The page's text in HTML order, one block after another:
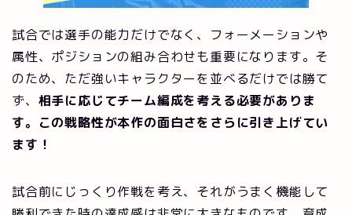
試合では選手の能力だけでなく、フォーメーションや
属性、ポジションの組み合わせも重要になります。そ
のため、ただ強いキャラクターを並べるだけでは勝て
ず、 相手に応じてチーム編成を考える必要がありま
す。この戦略性が本作の面白さをさらに引き上げてい
ます！
試合前にじっくり作戦を考え、それがうまく機能して